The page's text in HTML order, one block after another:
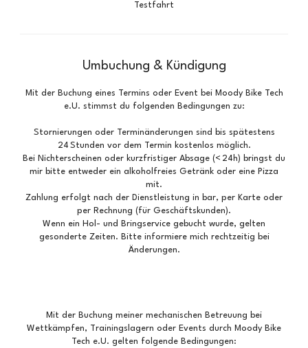
Testfahrt
Umbuchung & Kündigung
Mit der Buchung eines Termins oder Event bei Moody Bike Tech
e.U. stimmst du folgenden Bedingungen zu:
Stornierungen oder Terminänderungen sind bis spätestens
24 Stunden vor dem Termin kostenlos möglich.
Bei Nichterscheinen oder kurzfristiger Absage (< 24h) bringst du
mir bitte entweder ein alkoholfreies Getränk oder eine Pizza
mit.
Zahlung erfolgt nach der Dienstleistung in bar, per Karte oder
per Rechnung (für Geschäftskunden).
Wenn ein Hol- und Bringservice gebucht wurde, gelten
gesonderte Zeiten. Bitte informiere mich rechtzeitig bei
Änderungen.
Mit der Buchung meiner mechanischen Betreuung bei
Wettkämpfen, Trainingslagern oder Events durch Moody Bike
Tech e.U. gelten folgende Bedingungen: